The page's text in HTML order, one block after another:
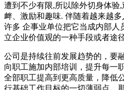
遭到不少有限,所以除外切身体验
衅、激励和趣味. 伴随着越来越多
许多 企事业单位把它当成内部人
立企业价值观的一种手段或者途径
公司是持续往前发展趋势的，要
向职工施加内部培训，提升每一
全部职工提高到更高质量，降低
行基础工作目标的一切薄弱点。